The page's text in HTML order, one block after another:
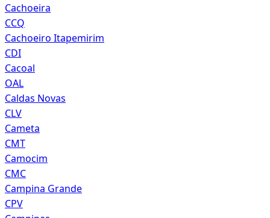
Cachoeira
CCQ
Cachoeiro Itapemirim
CDI
Cacoal
OAL
Caldas Novas
CLV
Cameta
CMT
Camocim
CMC
Campina Grande
CPV